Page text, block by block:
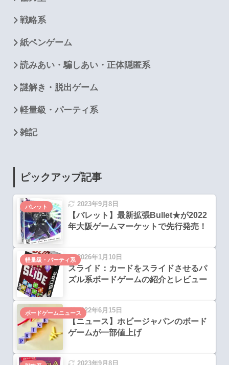
戦略系
紙ペンゲーム
読みあい・騙しあい・正体隠匿系
謎解き・脱出ゲーム
軽量級・パーティ系
雑記
ピックアップ記事
2023年9月8日
【バレット】最新拡張Bullet★が2022
年大阪ゲームマーケットで先行発売！
バレット
2026年1月10日
スライド：カードをスライドさせるパ
ズル系ボードゲームの紹介とレビュー
軽量級・パーティ系
2022年6月15日
【ニュース】ホビージャパンのボード
ゲームが一部値上げ
ボードゲームニュース
2023年9月8日